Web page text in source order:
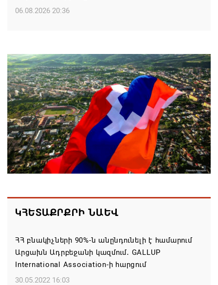
06.08.2026 20:36
այցելելուց․ Մատվիենկո
06.08.2026 20:30
ՌԴ–ն ՀՀ–ից երկաթուղու կոնցեսիոն
կառավարման մասին պաշտոնական դիմում չի
ստացել. Օվերչուկ
06.08.2026 19:03
Հայաստանյայց Առաքելական Եկեղեցու
կառավարության հետ խորացող
հակամարտության պատճառով․ Reuters-ի
Ռուսաստանից Ադրբեջանի տարածքով
ԿՀԵՏԱՔՐՔՐԻ ՆԱԵՎ
ՀՀ բնակիչների 90%-ն անընդունելի է համարում
Արցախն Ադրբեջանի կազմում․ GALLUP
International Association-ի հարցում
30.05.2022 16:03